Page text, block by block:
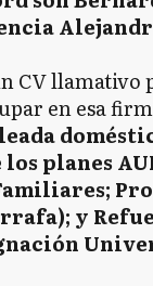
CV llamativo
en esa
planes
y